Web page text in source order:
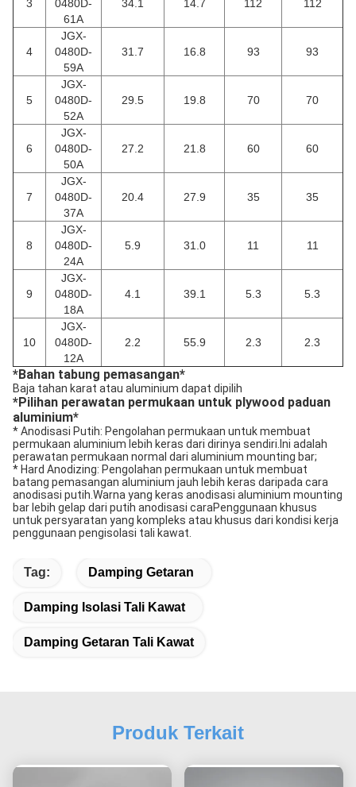
3
0480D-
61A
34.1 14.7 112 112
4
JGX-
0480D-
59A
31.7 16.8 93 93
5
JGX-
0480D-
52A
29.5 19.8 70 70
6
JGX-
0480D-
50A
27.2 21.8 60 60
7
JGX-
0480D-
37A
20.4 27.9 35 35
8
JGX-
0480D-
24A
5.9 31.0 11 11
9
JGX-
0480D-
18A
4.1 39.1 5.3 5.3
10
JGX-
0480D-
12A
2.2 55.9 2.3 2.3
*Bahan tabung pemasangan*
Baja tahan karat atau aluminium dapat dipilih
*Pilihan perawatan permukaan untuk plywood paduan
aluminium*
* Anodisasi Putih: Pengolahan permukaan untuk membuat
permukaan aluminium lebih keras dari dirinya sendiri.Ini adalah
perawatan permukaan normal dari aluminium mounting bar;
* Hard Anodizing: Pengolahan permukaan untuk membuat
batang pemasangan aluminium jauh lebih keras daripada cara
anodisasi putih.Warna yang keras anodisasi aluminium mounting
bar lebih gelap dari putih anodisasi caraPenggunaan khusus
untuk persyaratan yang kompleks atau khusus dari kondisi kerja
penggunaan pengisolasi tali kawat.
Tag: Damping Getaran
Damping Isolasi Tali Kawat
Damping Getaran Tali Kawat
Produk Terkait